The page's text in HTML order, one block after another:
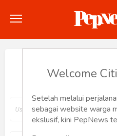
Politik
Hey,
Welcome
Setelah melalui
sebagai website warga
ekslusif, kini PepNews